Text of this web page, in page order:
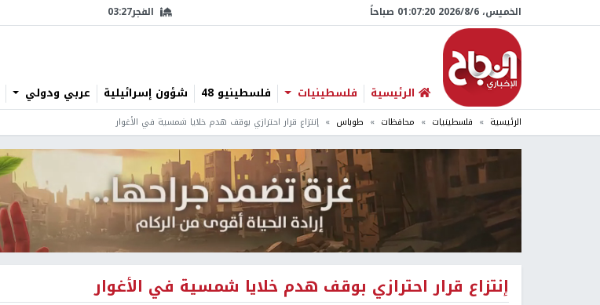
الخميس، 6/‏8/‏2026 01:07:21 صباحاً الفجر03:27
الرئيسية فلسطينيات فلسطينيو 48 شؤون إسرائيلية عربي ودولي
الرئيسية فلسطينيات محافظات طوباس إنتزاع قرار احترازي بوقف هدم خلايا شمسية في الأغوار
إنتزاع قرار احترازي بوقف هدم خلايا شمسية في الأغوار